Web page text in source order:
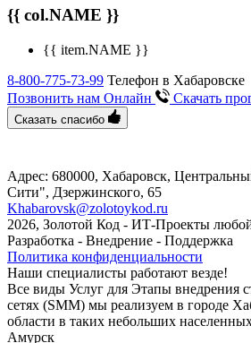
{{ col.NAME }}
{{ item.NAME }}
8-800-775-73-99 Телефон в Хабаровске
Позвонить нам Онлайн
Скачать
Сказать спасибо
Адрес: 680000, Хабаровск,
Сити", ​Дзержинского, 65
Khabarovsk@zolotoykod.ru
2026, Золотой Код - ИТ-Проекты
Разработка - Внедрение - Поддержка
Политика конфиденциальности
Наши специалисты работают везде!
Все виды Услуг для Этапы внедрения
сетях (SMM) мы реализуем в городе
области в таких небольших
Амурск